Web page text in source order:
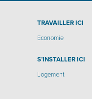
TRAVAILLER ICI
Economie
S’INSTALLER ICI
Logement